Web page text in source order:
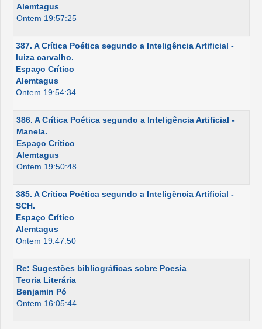
Alemtagus
Ontem 19:57:25
387. A Crítica Poética segundo a Inteligência Artificial -
luiza carvalho.
Espaço Crítico
Alemtagus
Ontem 19:54:34
386. A Crítica Poética segundo a Inteligência Artificial -
Manela.
Espaço Crítico
Alemtagus
Ontem 19:50:48
385. A Crítica Poética segundo a Inteligência Artificial -
SCH.
Espaço Crítico
Alemtagus
Ontem 19:47:50
Re: Sugestões bibliográficas sobre Poesia
Teoria Literária
Benjamin Pó
Ontem 16:05:44